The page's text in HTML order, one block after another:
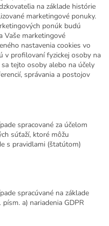
na základe histórie
marketingové ponuky.
ponúk budú
Vaše marketingové
nastavenia cookies vo
v profilovaní fyzickej osoby na
tejto osoby alebo na účely
správania a postojov
spracované za účelom
súťaží, ktoré môžu
s pravidlami (štatútom)
spracúvané na základe
a) nariadenia GDPR